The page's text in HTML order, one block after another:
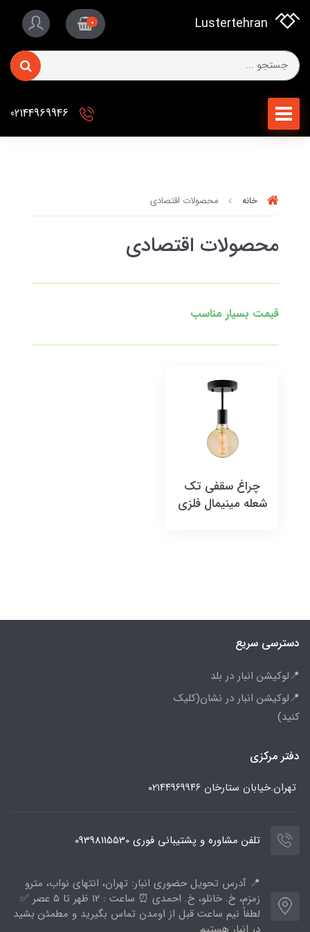
Lustertehran
0
خانه محصولات اقتصادی
محصولات اقتصادی
قیمت بسیار مناسب
چراغ سقفی تک
شعله مینیمال فلزی
دسترسی سریع
📍لوکیشن انبار در بلد
📍لوکیشن انبار در نشان(کلیک
کنید)
دفتر مرکزی
تهران.خیابان ستارخان ۰۲۱۴۴۹۶۹۹۴۶
تلفن مشاوره و پشتیبانی فوری 09398115530
📍 آدرس تحویل حضوری انبار: تهران، انتهای نواب، مترو
زمزم، خ. خانلو، خ. احمدی ⏰ ساعت : ۱۲ ظهر تا ۵ عصر ✅
لطفاً نیم ساعت قبل از اومدن تماس بگیرید و مطمئن بشید